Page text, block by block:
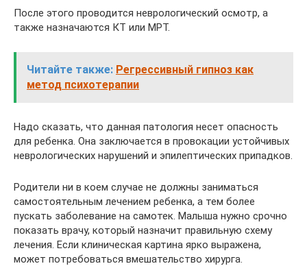
После этого проводится неврологический осмотр, а
также назначаются КТ или МРТ.
Читайте также: Регрессивный гипноз как
метод психотерапии
Надо сказать, что данная патология несет опасность
для ребенка. Она заключается в провокации устойчивых
неврологических нарушений и эпилептических припадков.
Родители ни в коем случае не должны заниматься
самостоятельным лечением ребенка, а тем более
пускать заболевание на самотек. Малыша нужно срочно
показать врачу, который назначит правильную схему
лечения. Если клиническая картина ярко выражена,
может потребоваться вмешательство хирурга.